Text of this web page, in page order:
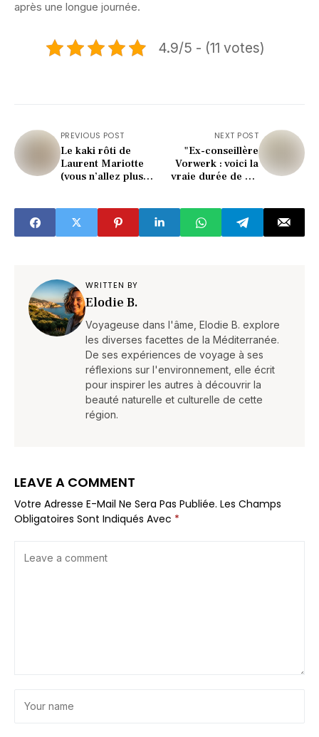
après une longue journée.
4.9/5 - (11 votes)
PREVIOUS POST
Le kaki rôti de
Laurent Mariotte
(vous n’allez plus
NEXT POST
"Ex-conseillère
Vorwerk : voici la
vraie durée de vie
surpris)"
WRITTEN BY
Elodie B.
Voyageuse dans l'âme, Elodie B. explore
les diverses facettes de la Méditerranée.
De ses expériences de voyage à ses
réflexions sur l'environnement, elle écrit
pour inspirer les autres à découvrir la
beauté naturelle et culturelle de cette
région.
LEAVE A COMMENT
Votre Adresse E-Mail Ne Sera Pas Publiée. Les Champs
Obligatoires Sont Indiqués Avec *